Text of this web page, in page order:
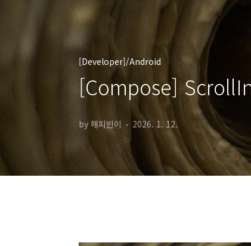
[Developer]/Android
[Compose]
by 해피빈이 2026. 1. 12.